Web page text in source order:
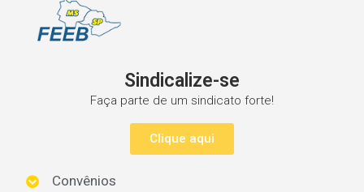
Sindicalize-se
Faça parte de um sindicato forte!
Clique aqui
Convênios